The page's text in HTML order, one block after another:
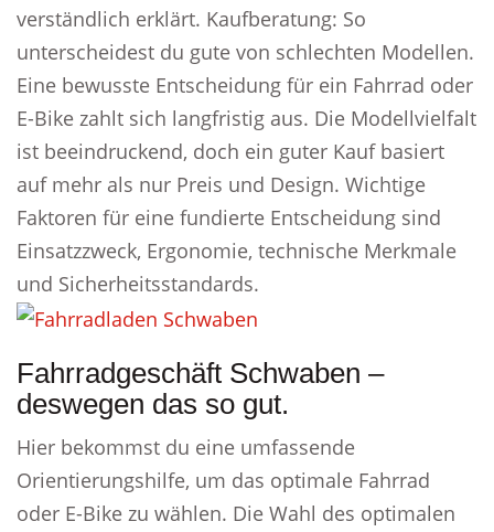
verständlich erklärt. Kaufberatung: So
unterscheidest du gute von schlechten Modellen.
Eine bewusste Entscheidung für ein Fahrrad oder
E-Bike zahlt sich langfristig aus. Die Modellvielfalt
ist beeindruckend, doch ein guter Kauf basiert
auf mehr als nur Preis und Design. Wichtige
Faktoren für eine fundierte Entscheidung sind
Einsatzzweck, Ergonomie, technische Merkmale
und Sicherheitsstandards.
Fahrradgeschäft Schwaben –
deswegen das so gut.
Hier bekommst du eine umfassende
Orientierungshilfe, um das optimale Fahrrad
oder E-Bike zu wählen. Die Wahl des optimalen